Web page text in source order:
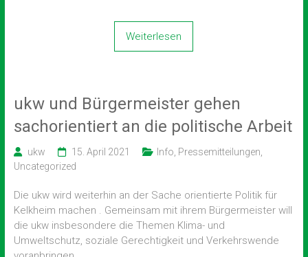
Weiterlesen
ukw und Bürgermeister gehen
sachorientiert an die politische Arbeit
ukw 15. April 2021 Info Pressemitteilungen
Uncategorized
Die ukw wird weiterhin an der Sache orientierte Politik für
Kelkheim machen . Gemeinsam mit ihrem Bürgermeister will
die ukw insbesondere die Themen Klima- und
Umweltschutz, soziale Gerechtigkeit und Verkehrswende